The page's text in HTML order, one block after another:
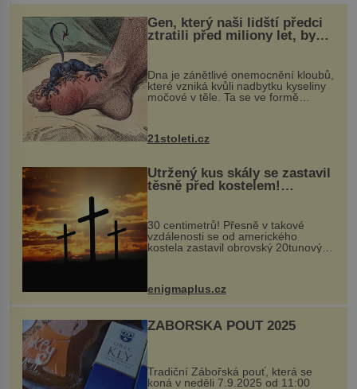
Gen, který naši lidští předci
ztratili před miliony let, by
mohl pomoci s léčbou
„nemoci králů“
Dna je zánětlivé onemocnění kloubů,
které vzniká kvůli nadbytku kyseliny
močové v těle. Ta se ve formě
nohou, a způsobuje bole...
21stoleti.cz
Utržený kus skály se zastavil
těsně před kostelem!
Ochránila ho boží síla?
30 centimetrů! Přesně v takové
vzdálenosti se od amerického
kostela zastavil obrovský 20tunový
...
enigmaplus.cz
ZÁBOŘSKÁ POUŤ 2025
Tradiční Zábořská pouť, která se
koná v neděli 7.9.2025 od 11:00